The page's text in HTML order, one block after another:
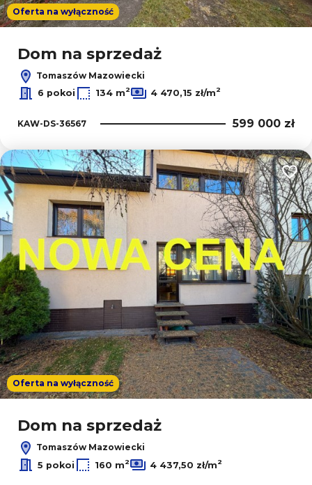
Oferta na wyłączność
Dom na sprzedaż
Tomaszów Mazowiecki
6 pokoi
134 m2 4 470,15 zł/m2
KAW-DS-36567 599 000 zł
Oferta na wyłączność
Dom na sprzedaż
Tomaszów Mazowiecki
5 pokoi
160 m2 4 437,50 zł/m2